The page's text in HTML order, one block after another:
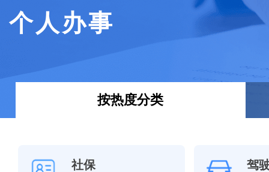
个人办事
按热度分类
社保 驾